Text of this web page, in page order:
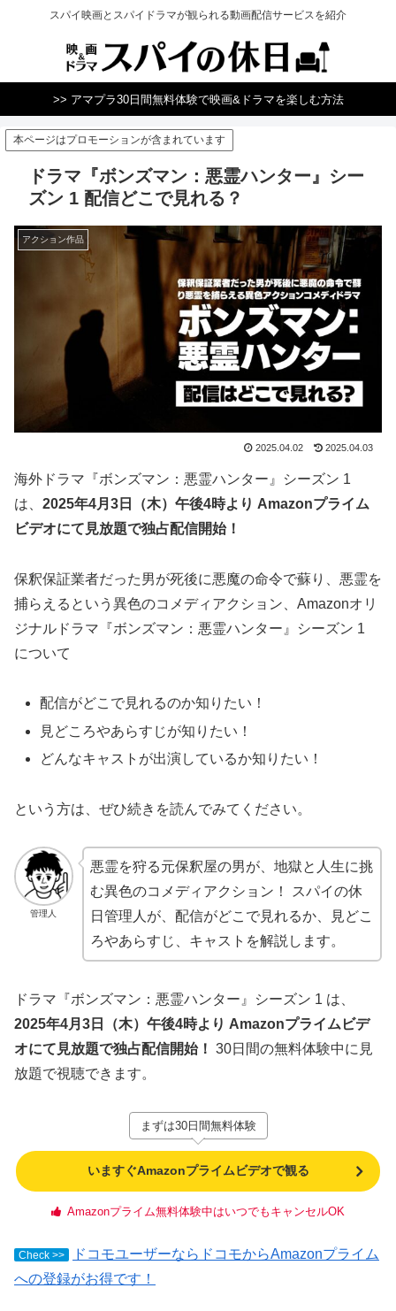
スパイ映画とスパイドラマが観られる動画配信サービスを紹介
>> アマプラ30日間無料体験で映画&ドラマを楽しむ方法
本ページはプロモーションが含まれています
ドラマ『ボンズマン：悪霊ハンター』シー
ズン 1 配信どこで見れる？
アクション作品
2025.04.02 2025.04.03
海外ドラマ『ボンズマン：悪霊ハンター』シーズン 1
は、 2025年4月3日（木）午後4時より Amazonプライム
ビデオにて見放題で独占配信開始！
保釈保証業者だった男が死後に悪魔の命令で蘇り、悪霊を
捕らえるという異色のコメディアクション、Amazonオリ
ジナルドラマ『ボンズマン：悪霊ハンター』シーズン 1
について
配信がどこで見れるのか知りたい！
見どころやあらすじが知りたい！
どんなキャストが出演しているか知りたい！
という方は、ぜひ続きを読んでみてください。
管理人
悪霊を狩る元保釈屋の男が、地獄と人生に挑
む異色のコメディアクション！ スパイの休
日管理人が、配信がどこで見れるか、見どこ
ろやあらすじ、キャストを解説します。
ドラマ『ボンズマン：悪霊ハンター』シーズン 1 は、
2025年4月3日（木）午後4時より Amazonプライムビデ
オにて見放題で独占配信開始！ 30日間の無料体験中に見
放題で視聴できます。
まずは30日間無料体験
いますぐAmazonプライムビデオで観る
Amazonプライム無料体験中はいつでもキャンセルOK
Check >>
ドコモユーザーならドコモからAmazonプライム
への登録がお得です！